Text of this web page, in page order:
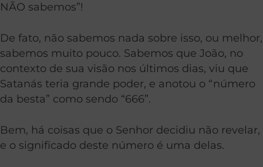
NÃO sabemos”!
De fato, não sabemos nada sobre isso, ou melhor,
sabemos muito pouco. Sabemos que João, no
contexto de sua visão nos últimos dias, viu que
Satanás teria grande poder, e anotou o “número
da besta” como sendo “666”.
Bem, há coisas que o Senhor decidiu não revelar,
e o significado deste número é uma delas.